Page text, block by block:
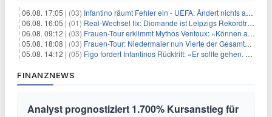
06.08. 17:05 | (03) Infantino räumt Fehler ein - UEFA: Ändert nichts an Boykott
06.08. 16:05 | (01) Real-Wechsel fix: Diomande ist Leipzigs Rekordtransfer
06.08. 09:12 | (03) Frauen-Tour erklimmt Mythos Ventoux: «Können alles schaffen»
05.08. 18:08 | (03) Frauen-Tour: Niedermaier nun Vierte der Gesamtwertung
05.08. 14:12 | (05) Figo fordert Infantinos Rücktritt: «Er sollte gehen. Jetzt»
FINANZNEWS
Analyst prognostiziert 1.700% Kursanstieg für